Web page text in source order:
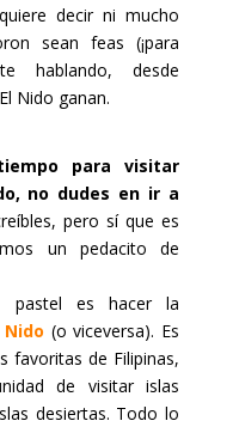
decir ni mucho
sean feas (¡para
hablando, desde
Nido ganan.
para visitar
no dudes en ir a
pero sí que es
un pedacito de
pastel es hacer la
(o viceversa). Es
favoritas de Filipinas,
de visitar islas
desiertas. Todo lo